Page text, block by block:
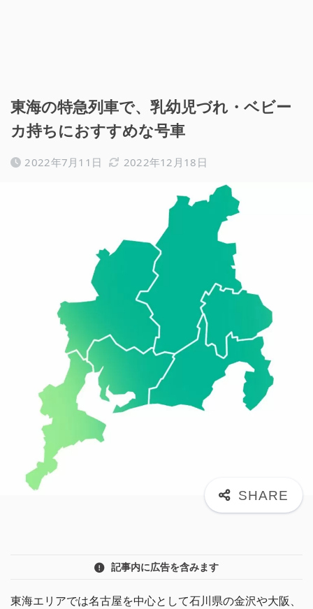
東海の特急列車で、乳幼児づれ・ベビー
カ持ちにおすすめな号車
2022年7月11日 2022年12月18日
記事内に広告を含みます
東海エリアでは名古屋を中心として石川県の金沢や大阪、